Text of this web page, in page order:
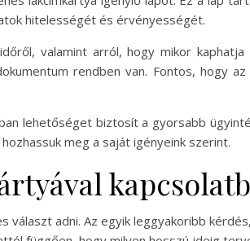
hitelességét és érvényességét.
valamint arról, hogy mikor kaphatja
rendben van. Fontos, hogy
lehetőséget biztosít a gyorsabb
meg a saját igényeink szerint.
adni. Az egyik leggyakoribb